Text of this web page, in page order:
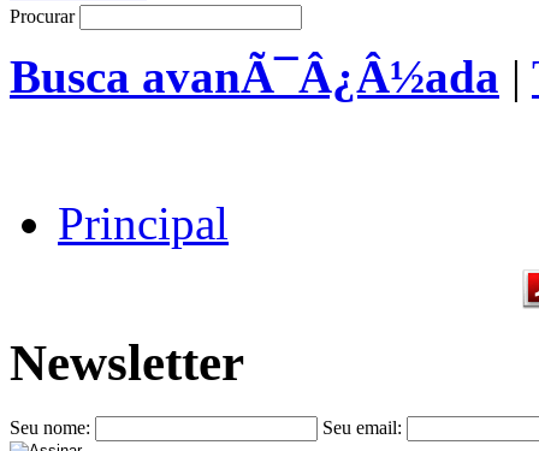
Procurar
Busca avanÃ¯Â¿Â½ada |
Principal
Newsletter
Seu nome: Seu email: